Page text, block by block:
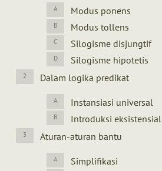
Modus ponens
Modus tollens
Silogisme disjungtif
Silogisme hipotetis
Dalam logika predikat
Instansiasi universal
Introduksi eksistensial
Aturan-aturan bantu
Simplifikasi